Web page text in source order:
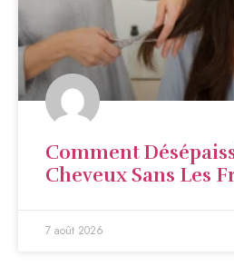
Comment
Cheveux Sans Les
7 août 2026